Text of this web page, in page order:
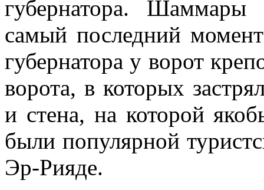
губернатора.
самый по­следний
губернатора у ворот
ворота, в которых
и стена, на которой
были популярной
Эр-Рияде.